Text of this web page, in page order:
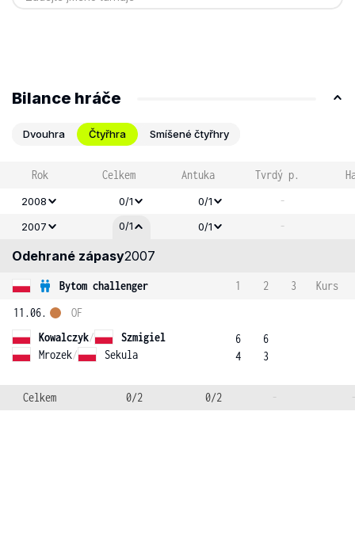
Bilance hráče
Dvouhra Čtyřhra Smíšené čtyřhry
Rok Celkem Antuka Tvrdý p.
2008 0/1 0/1 -
2007 0/1 0/1 -
Odehrané zápasy2007
Bytom challenger 1 2 3
Kurs
11.06.
Kowalczyk/
Szmigiel
Mrozek/ Sekula
OF
6
4
6
3
Celkem 0/2 0/2 -